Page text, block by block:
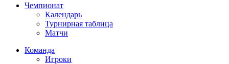
Чемпионат
Календарь
Турнирная таблица
Матчи
Команда
Игроки